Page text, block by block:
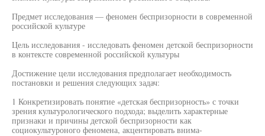
Предмет исследования — феномен беспризорности в современной
российской культуре
Цель исследования - исследовать феномен детской беспризорности
в контексте современной российской культуры
Достижение цели исследования предполагает необходимость
постановки и решения следующих задач:
1 Конкретизировать понятие «детская беспризорность» с точки
зрения культурологического подхода; выделить характерные
признаки и причины детской беспризорности как
социокультуроного феномена, акцентировать внима-